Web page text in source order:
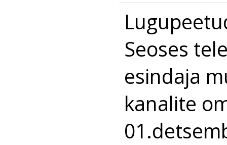
Seoses
esindaja
kanalite